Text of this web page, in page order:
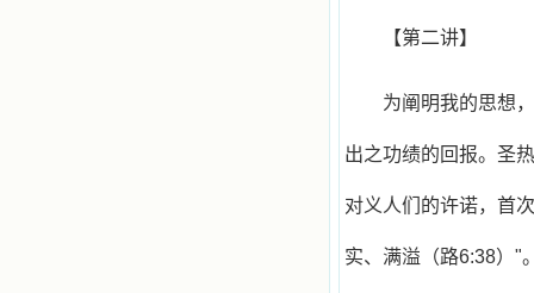
【第二讲】
为阐明我的思想
出之功绩的回报。圣
对义人们的许诺，首
实、满溢（路6:38）